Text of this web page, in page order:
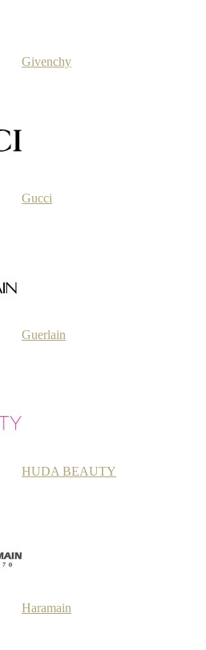
Givenchy
Gucci
Guerlain
HUDA BEAUTY
Haramain